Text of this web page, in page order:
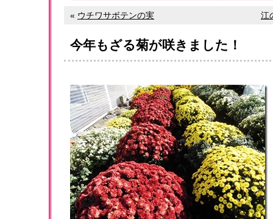
« ウチワサボテンの実 江
今年もざる菊が咲きました！